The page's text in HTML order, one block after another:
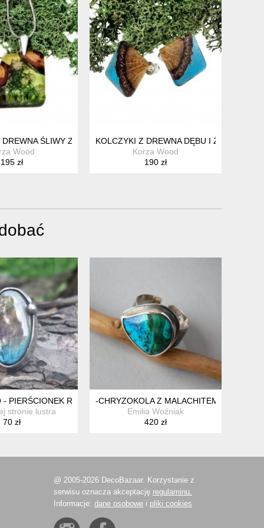
ŚLIWY Z MCHEM ISLANDZKIM I KWIATAMI
Wood
195 zł
KOLCZYKI Z DREWNA DĘBU I ŻYWICY
Korza Wood
190 zł
- PIERŚCIONEK REGULOWANY
stronie lustra
70 zł
-CHRYZOKOLA Z MALACHITEM-
Emilia Woźniak
420 zł
@ 2005-2026 DecoBazaar. Korzystanie z
serwisu oznacza akceptację regulaminu.
Informacje: dane osobowe i pliki cookies